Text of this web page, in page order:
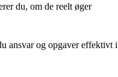
du, om de reelt øger
ansvar og opgaver effektivt i